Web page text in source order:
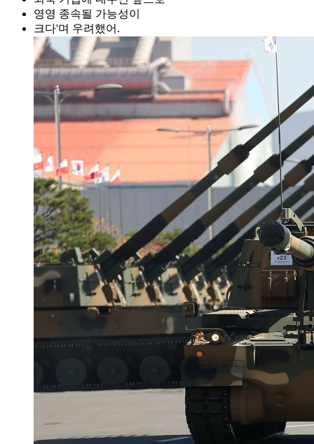
영영 종속될 가능성이
크다'며 우려했어.